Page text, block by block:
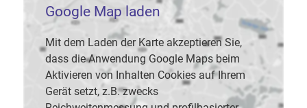
Google Map laden
Mit dem Laden der Karte akzeptieren Sie,
dass die Anwendung Google Maps beim
Aktivieren von Inhalten Cookies auf Ihrem
Gerät setzt, z.B. zwecks